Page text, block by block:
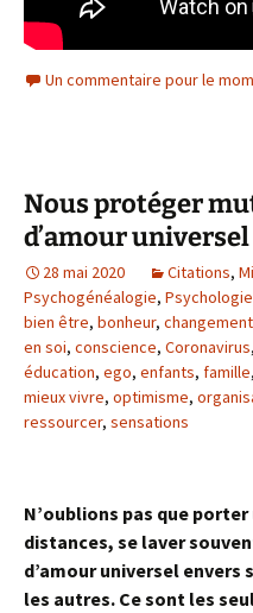
Un commentaire pour le
Nous protéger
d’amour universel
28 mai 2020 Citations,
Psychogénéalogie, Psychologie
bien être, bonheur,
en soi, conscience, Coronavirus,
éducation, ego, enfants, famille,
mieux vivre, optimisme,
ressourcer, sensations
N’oublions pas que
distances, se laver
d’amour universel envers
les autres. Ce sont les